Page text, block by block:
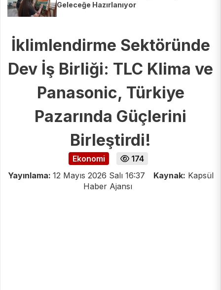
Geleceğe Hazırlanıyor
İklimlendirme Sektöründe
Dev İş Birliği: TLC Klima ve
Panasonic, Türkiye
Pazarında Güçlerini
Birleştirdi!
Ekonomi
174
Yayınlama: 12 Mayıs 2026 Salı 16:37 Kaynak: Kapsül
Haber Ajansı